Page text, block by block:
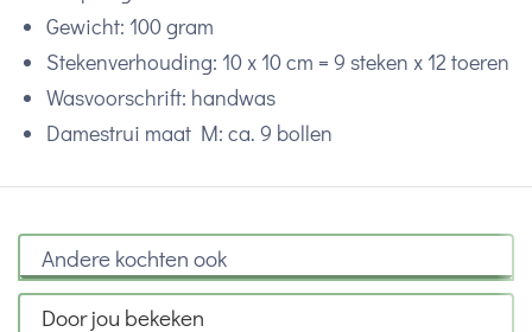
Gewicht: 100 gram
Stekenverhouding: 10 x 10 cm = 9 steken x 12 toeren
Wasvoorschrift: handwas
Damestrui maat M: ca. 9 bollen
Andere kochten ook
Door jou bekeken